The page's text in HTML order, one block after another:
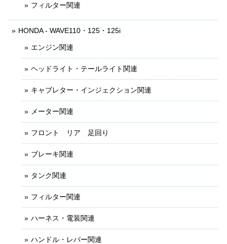
フィルター関連
HONDA - WAVE110・125・125i
エンジン関連
ヘッドライト・テールライト関連
キャブレター・インジェクション関連
メーター関連
フロント リア 足回り
ブレーキ関連
タンク関連
フィルター関連
ハーネス・電装関連
ハンドル・レバー関連